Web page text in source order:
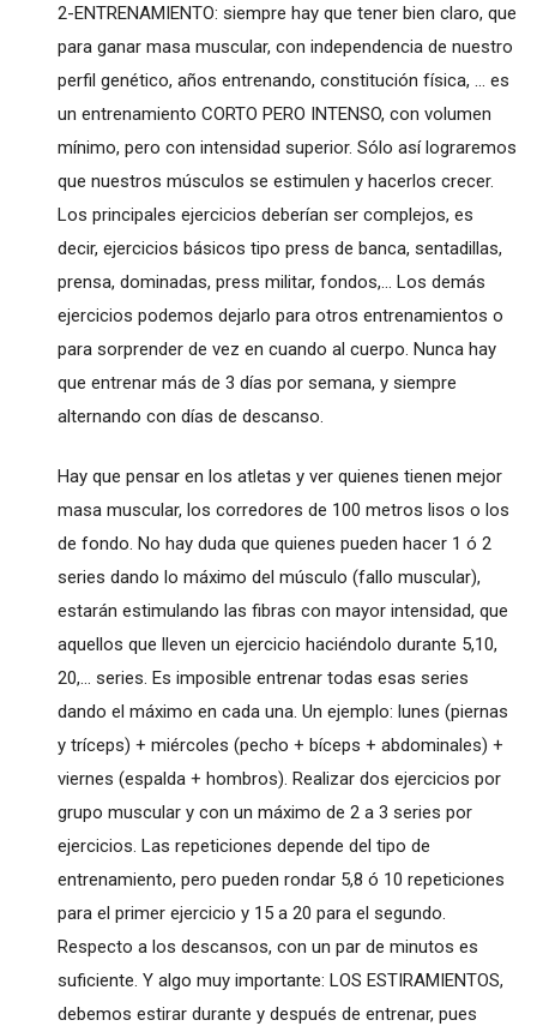
2-ENTRENAMIENTO: siempre hay que tener bien claro, que
para ganar masa muscular, con independencia de nuestro
perfil genético, años entrenando, constitución física, ... es
un entrenamiento CORTO PERO INTENSO, con volumen
mínimo, pero con intensidad superior. Sólo así lograremos
que nuestros músculos se estimulen y hacerlos crecer.
Los principales ejercicios deberían ser complejos, es
decir, ejercicios básicos tipo press de banca, sentadillas,
prensa, dominadas, press militar, fondos,... Los demás
ejercicios podemos dejarlo para otros entrenamientos o
para sorprender de vez en cuando al cuerpo. Nunca hay
que entrenar más de 3 días por semana, y siempre
alternando con días de descanso.
Hay que pensar en los atletas y ver quienes tienen mejor
masa muscular, los corredores de 100 metros lisos o los
de fondo. No hay duda que quienes pueden hacer 1 ó 2
series dando lo máximo del músculo (fallo muscular),
estarán estimulando las fibras con mayor intensidad, que
aquellos que lleven un ejercicio haciéndolo durante 5,10,
20,... series. Es imposible entrenar todas esas series
dando el máximo en cada una. Un ejemplo: lunes (piernas
y tríceps) + miércoles (pecho + bíceps + abdominales) +
viernes (espalda + hombros). Realizar dos ejercicios por
grupo muscular y con un máximo de 2 a 3 series por
ejercicios. Las repeticiones depende del tipo de
entrenamiento, pero pueden rondar 5,8 ó 10 repeticiones
para el primer ejercicio y 15 a 20 para el segundo.
Respecto a los descansos, con un par de minutos es
suficiente. Y algo muy importante: LOS ESTIRAMIENTOS,
debemos estirar durante y después de entrenar, pues